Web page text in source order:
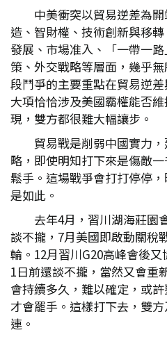
中美衝突以貿易逆差為
造、智財權、技術創新與移
發展、市場准入、「一帶一
策、外交戰略等層面，幾乎
段鬥爭的主要重點在貿易逆
大項恰恰涉及美國霸權能否
現，雙方都很難大幅讓步。
貿易戰是削弱中國實力
略，即使明知打下來是傷敵
鬆手。這場戰爭會打打停停
是如此。
去年4月，習川湖海莊園
談不攏，7月美國即啟動關稅
輪。12月習川G20高峰會後
1日前還談不攏，當然又會重
會持續多久，難以確定，或
才會罷手。這樣打下去，雙
連。